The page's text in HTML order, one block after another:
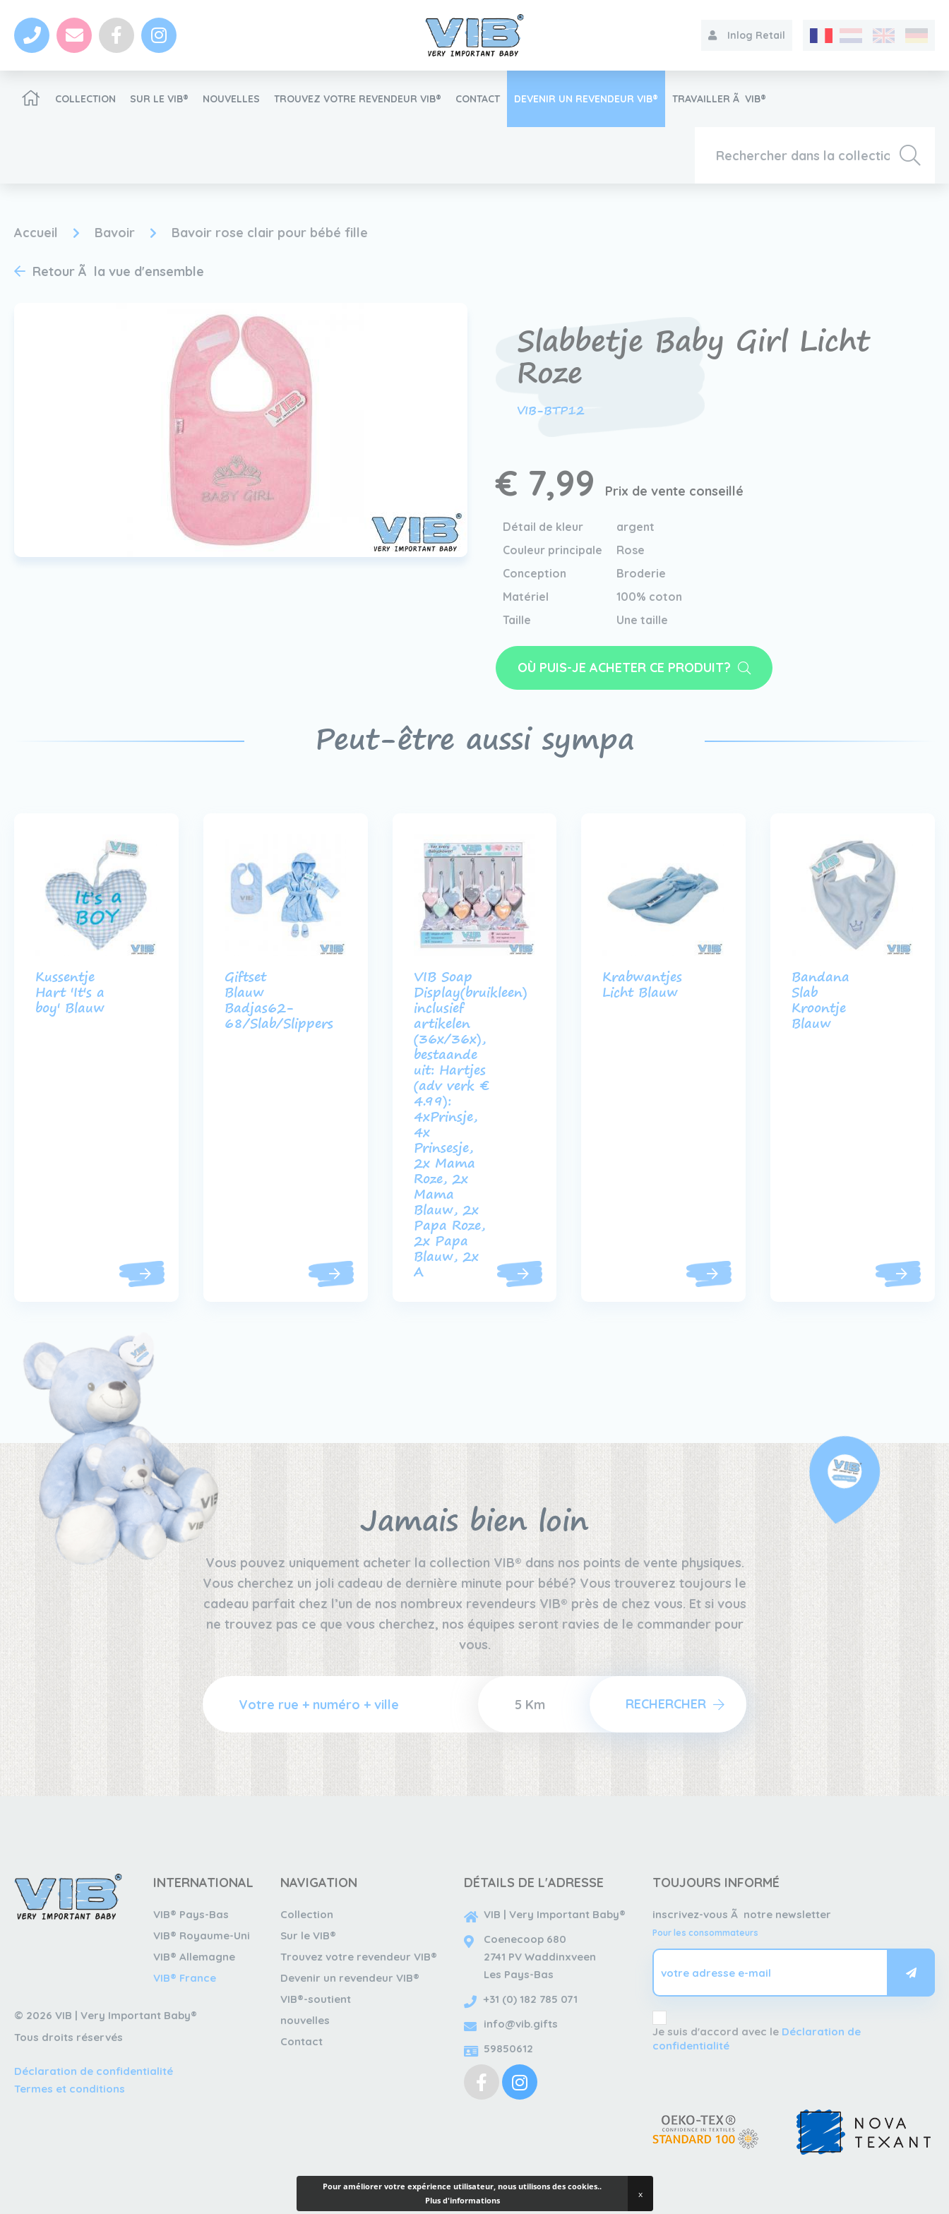
Pour améliorer votre expérience utilisateur, nous utilisons des cookies..
Plus d'informations
x
Inlog Retail
COLLECTION SUR LE VIB® NOUVELLES TROUVEZ VOTRE REVENDEUR VIB® CONTACT DEVENIR UN REVENDEUR VIB® TRAVAILLER Ã VIB®
Accueil Bavoir Bavoir rose clair pour bébé fille
Retour Ã la vue d'ensemble
Slabbetje Baby Girl Licht
Roze
VIB-BTP12
€ 7,99 Prix de vente conseillé
Détail de kleur
argent
Couleur principale
Rose
Conception
Broderie
Matériel
100% coton
Taille
Une taille
OÙ PUIS-JE ACHETER CE PRODUIT?
Peut-être aussi sympa
Kussentje
Hart 'It's a
boy' Blauw
Giftset
Blauw
Badjas62-
68/Slab/Slippers
VIB Soap
Display(bruikleen)
inclusief
artikelen
(36x/36x),
bestaande
uit: Hartjes
(adv verk €
4.99):
4xPrinsje,
4x
Prinsesje,
2x Mama
Roze, 2x
Mama
Blauw, 2x
Papa Roze,
2x Papa
Blauw, 2x
A
Krabwantjes
Licht Blauw
Bandana
Slab
Kroontje
Blauw
Jamais bien loin
Vous pouvez uniquement acheter la collection VIB® dans nos points de vente physiques.
Vous cherchez un joli cadeau de dernière minute pour bébé? Vous trouverez toujours le
cadeau parfait chez l’un de nos nombreux revendeurs VIB® près de chez vous. Et si vous
ne trouvez pas ce que vous cherchez, nos équipes seront ravies de le commander pour
vous.
RECHERCHER
INTERNATIONAL
VIB® Pays-Bas
VIB® Royaume-Uni
VIB® Allemagne
VIB® France
© 2026 VIB | Very Important Baby®
Tous droits réservés
Déclaration de confidentialité
Termes et conditions
NAVIGATION
Collection
Sur le VIB®
Trouvez votre revendeur VIB®
Devenir un revendeur VIB®
VIB®-soutient
nouvelles
Contact
DÉTAILS DE L'ADRESSE
VIB | Very Important Baby®
Coenecoop 680
2741 PV Waddinxveen
Les Pays-Bas
+31 (0) 182 785 071
info@vib.gifts
59850612
TOUJOURS INFORMÉ
inscrivez-vous Ã notre newsletter
Pour les consommateurs
Je suis d'accord avec le Déclaration de
confidentialité